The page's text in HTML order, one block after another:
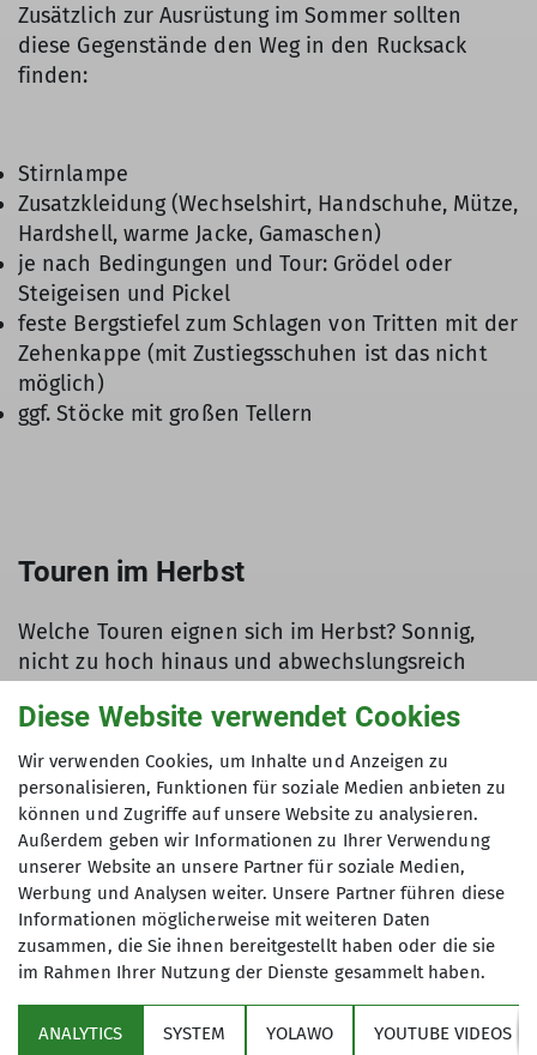
Zusätzlich zur Ausrüstung im Sommer sollten
diese Gegenstände den Weg in den Rucksack
finden:
Stirnlampe
Zusatzkleidung (Wechselshirt, Handschuhe, Mütze,
Hardshell, warme Jacke, Gamaschen)
je nach Bedingungen und Tour: Grödel oder
Steigeisen und Pickel
feste Bergstiefel zum Schlagen von Tritten mit der
Zehenkappe (mit Zustiegsschuhen ist das nicht
möglich)
ggf. Stöcke mit großen Tellern
Touren im Herbst
Welche Touren eignen sich im Herbst? Sonnig,
nicht zu hoch hinaus und abwechslungsreich
wir ein paar Touren zusammengestellt.
Hier findet ihr eine Auswahl vonTourentipps für
die Mittelgebirge.
Diese Website verwendet Cookies
Wir verwenden Cookies, um Inhalte und Anzeigen zu
personalisieren, Funktionen für soziale Medien anbieten zu
können und Zugriffe auf unsere Website zu analysieren.
Außerdem geben wir Informationen zu Ihrer Verwendung
unserer Website an unsere Partner für soziale Medien,
Werbung und Analysen weiter. Unsere Partner führen diese
Informationen möglicherweise mit weiteren Daten
zusammen, die Sie ihnen bereitgestellt haben oder die sie
im Rahmen Ihrer Nutzung der Dienste gesammelt haben.
ANALYTICS SYSTEM YOLAWO YOUTUBE VIDEOS